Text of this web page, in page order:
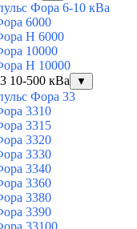
Фора 6-10 кВа
6000
H 6000
10000
H 10000
10-500 кВа
▼
Фора 33
3310
3315
3320
3330
3340
3360
3380
3390